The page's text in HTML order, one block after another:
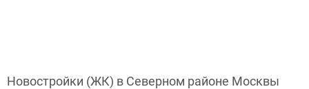
Новостройки (ЖК) в Северном районе Москвы